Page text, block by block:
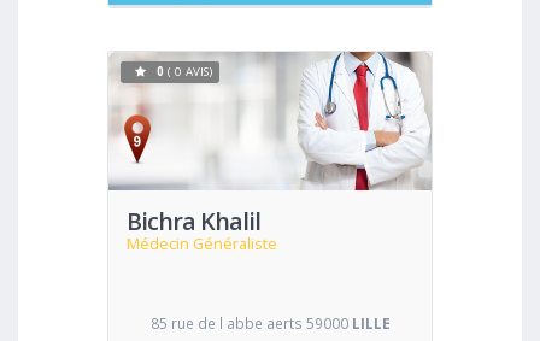
Bichra Khalil
Médecin Généraliste
Voir
0 ( 0 AVIS)
85 rue de l abbe aerts 59000 LILLE